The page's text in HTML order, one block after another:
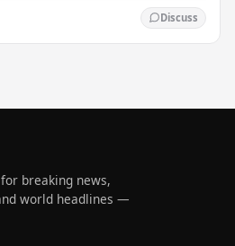
Discuss
breaking news,
world headlines —